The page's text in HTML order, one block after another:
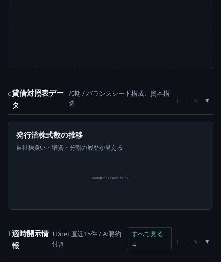
e貸借対照表デー
タ
/0期 / バランスシート構成、資本構
造
↑ ↓ ×
発行済株式数の推移
自社株買い・増資・分割の履歴が見える
株式総数データが取得できません
f適時開示情
報
TDnet 直近15件 / AI要約
付き
すべて見る
→
↑ ↓ ×